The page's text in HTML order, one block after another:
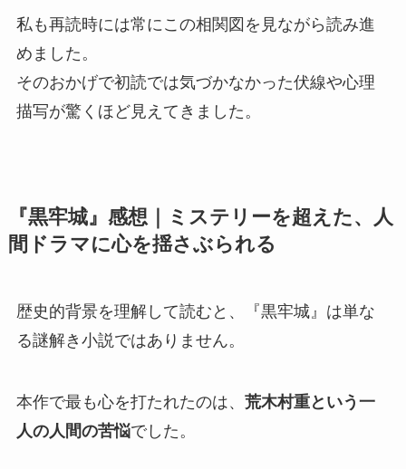
私も再読時には常にこの相関図を見ながら読み進
めました。
そのおかげで初読では気づかなかった伏線や心理
描写が驚くほど見えてきました。
『黒牢城』感想｜ミステリーを超えた、人
間ドラマに心を揺さぶられる
歴史的背景を理解して読むと、『黒牢城』は単な
る謎解き小説ではありません。
本作で最も心を打たれたのは、 荒木村重という一
人の人間の苦悩でした。